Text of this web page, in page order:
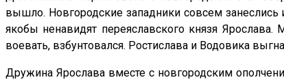
вышло. Новгородские западники совсем
якобы ненавидят переяславского князя
воевать, взбунтовался. Ростислава и Водовика
Дружина Ярослава вместе с новгородским